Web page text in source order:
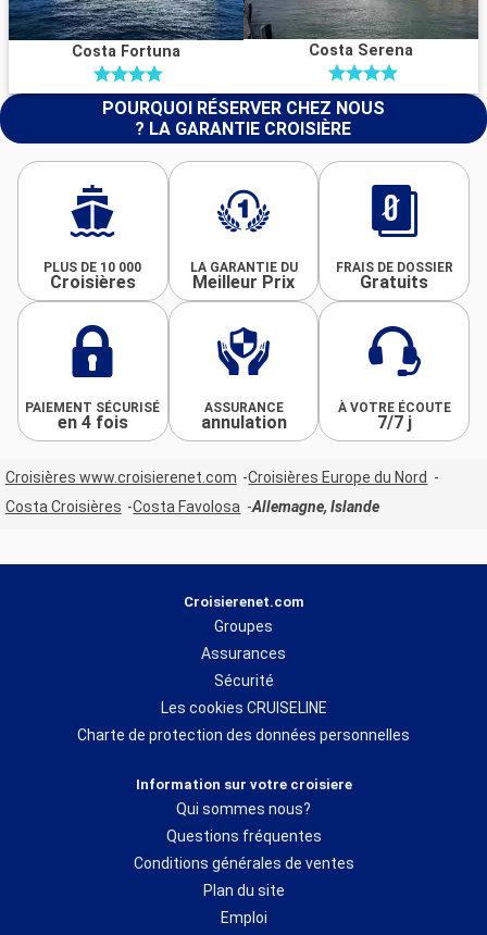
Costa Fortuna Costa Serena
POURQUOI RÉSERVER CHEZ NOUS
? LA GARANTIE CROISIÈRE
PLUS DE 10 000
Croisières
LA GARANTIE DU
Meilleur Prix
FRAIS DE DOSSIER
Gratuits
PAIEMENT SÉCURISÉ
en 4 fois
ASSURANCE
annulation
À VOTRE ÉCOUTE
7/7 j
Croisières www.croisierenet.com
Croisières Europe du Nord
Costa Croisières
Costa Favolosa Allemagne, Islande
Croisierenet.com
Groupes
Assurances
Sécurité
Les cookies CRUISELINE
Charte de protection des données personnelles
Information sur votre croisiere
Qui sommes nous?
Questions fréquentes
Conditions générales de ventes
Plan du site
Emploi